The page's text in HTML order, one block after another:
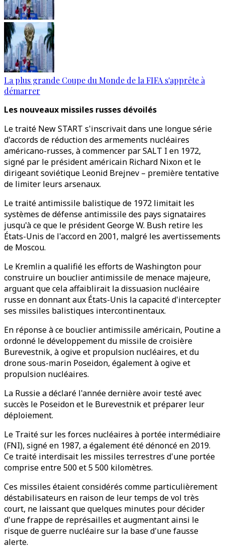
La plus grande Coupe du Monde de la FIFA s'apprête à
démarrer
Les nouveaux missiles russes dévoilés
Le traité New START s'inscrivait dans une longue série
d'accords de réduction des armements nucléaires
américano-russes, à commencer par SALT I en 1972,
signé par le président américain Richard Nixon et le
dirigeant soviétique Leonid Brejnev – première tentative
de limiter leurs arsenaux.
Le traité antimissile balistique de 1972 limitait les
systèmes de défense antimissile des pays signataires
jusqu'à ce que le président George W. Bush retire les
États-Unis de l'accord en 2001, malgré les avertissements
de Moscou.
Le Kremlin a qualifié les efforts de Washington pour
construire un bouclier antimissile de menace majeure,
arguant que cela affaiblirait la dissuasion nucléaire
russe en donnant aux États-Unis la capacité d'intercepter
ses missiles balistiques intercontinentaux.
En réponse à ce bouclier antimissile américain, Poutine a
ordonné le développement du missile de croisière
Burevestnik, à ogive et propulsion nucléaires, et du
drone sous-marin Poseidon, également à ogive et
propulsion nucléaires.
La Russie a déclaré l'année dernière avoir testé avec
succès le Poseidon et le Burevestnik et préparer leur
déploiement.
Le Traité sur les forces nucléaires à portée intermédiaire
(FNI), signé en 1987, a également été dénoncé en 2019.
Ce traité interdisait les missiles terrestres d'une portée
comprise entre 500 et 5 500 kilomètres.
Ces missiles étaient considérés comme particulièrement
déstabilisateurs en raison de leur temps de vol très
court, ne laissant que quelques minutes pour décider
d'une frappe de représailles et augmentant ainsi le
risque de guerre nucléaire sur la base d'une fausse
alerte.